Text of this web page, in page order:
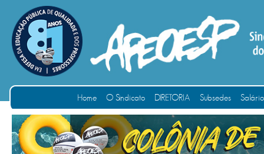
Home O Sindicato DIRETORIA Subsedes